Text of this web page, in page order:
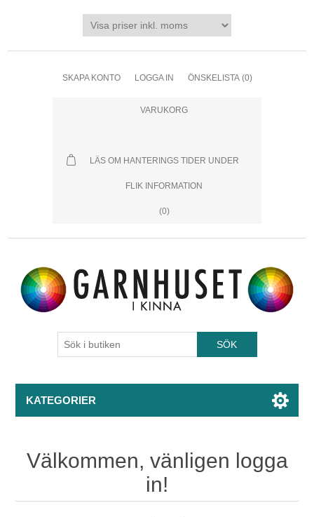
SKAPA KONTO LOGGA IN ÖNSKELISTA (0)
VARUKORG
LÄS OM HANTERINGS TIDER UNDER
FLIK INFORMATION
(0)
KATEGORIER
Välkommen, vänligen logga
in!